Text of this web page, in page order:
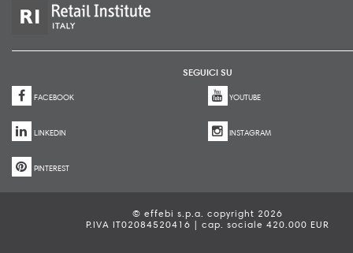
SEGUICI SU
FACEBOOK YOUTUBE
LINKEDIN INSTAGRAM
PINTEREST
© effebi s.p.a. copyright 2026
P.IVA IT02084520416 | cap. sociale 420.000 EUR